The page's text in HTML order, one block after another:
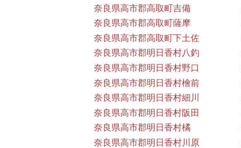
奈良県高市郡高取町吉備
奈良県高市郡高取町薩摩
奈良県高市郡高取町下土佐
奈良県高市郡明日香村八釣
奈良県高市郡明日香村野口
奈良県高市郡明日香村檜前
奈良県高市郡明日香村細川
奈良県高市郡明日香村阪田
奈良県高市郡明日香村橘
奈良県高市郡明日香村川原